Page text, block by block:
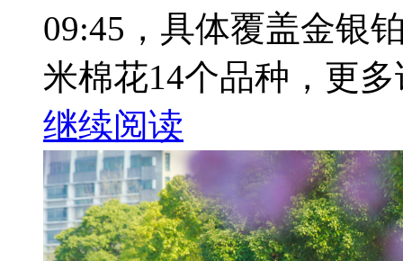
09:45，具体覆盖金银
米棉花14个品种，更
继续阅读